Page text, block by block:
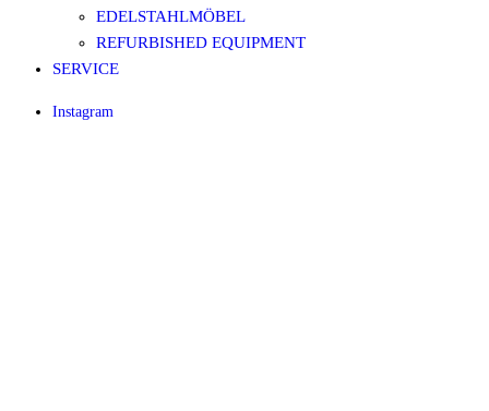
EDELSTAHLMÖBEL
REFURBISHED EQUIPMENT
SERVICE
Instagram